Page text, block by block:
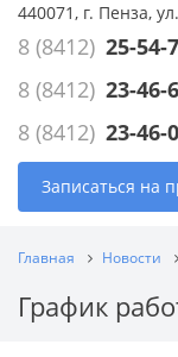
440071, г. Пенза,
8 (8412) 25-54-
8 (8412) 23-46-
8 (8412) 23-46-
Записаться на
Главная Новости
График